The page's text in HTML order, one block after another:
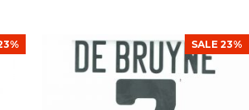
30 €
20 €.
SALE 23%